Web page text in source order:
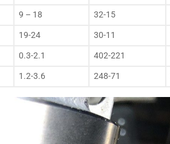
9 – 18 32-15
19-24 30-11
0.3-2.1 402-221
1.2-3.6 248-71